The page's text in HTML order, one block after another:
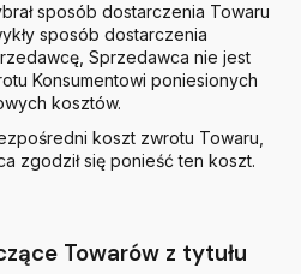
sposób dostarczenia Towaru
sposób dostarczenia
Sprzedawca nie jest
Konsumentowi poniesionych
kosztów.
koszt zwrotu Towaru,
zgodził się ponieść ten koszt.
Towarów z tytułu